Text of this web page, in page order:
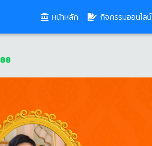
หน้าหลัก(current)กิจกรรมออนไลน์
88